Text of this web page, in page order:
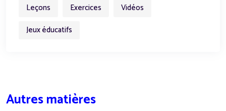
Leçons Exercices
Vidéos
Jeux éducatifs
Autres matières